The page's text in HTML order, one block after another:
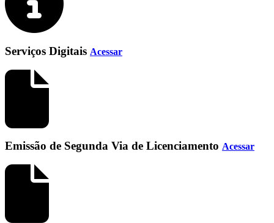
Serviços Digitais Acessar
Emissão de Segunda Via de Licenciamento Acessar